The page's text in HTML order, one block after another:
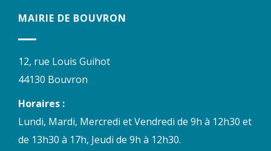
MAIRIE DE BOUVRON
12, rue Louis Guihot
44130 Bouvron
Horaires :
Lundi, Mardi, Mercredi et Vendredi de 9h à 12h30 et
de 13h30 à 17h, Jeudi de 9h à 12h30.